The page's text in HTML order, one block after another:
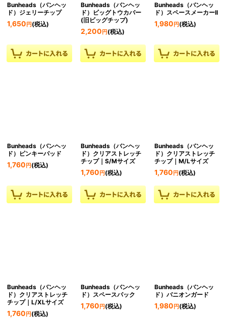
Bunheads（バンヘッ
ド）ジェリーチップ
1,650 円 (税込)
Bunheads（バンヘッ
ド）ビッグトウカバー
(旧ビッグチップ)
2,200 円(税込)
Bunheads（バンヘッ
ド）スペースメーカーII
1,980 円(税込)
Bunheads（バンヘッ
ド）ピンキーパッド
1,760 円 (税込)
Bunheads（バンヘッ
ド）クリアストレッチ
チップ｜S/Mサイズ
1,760 円(税込)
Bunheads（バンヘッ
ド）クリアストレッチ
チップ｜M/Lサイズ
1,760 円(税込)
Bunheads（バンヘッ
ド）クリアストレッチ
チップ｜L/XLサイズ
1,760 円 (税込)
Bunheads（バンヘッ
ド）スペースパック
1,760 円(税込)
Bunheads（バンヘッ
ド）バニオンガード
1,980 円(税込)